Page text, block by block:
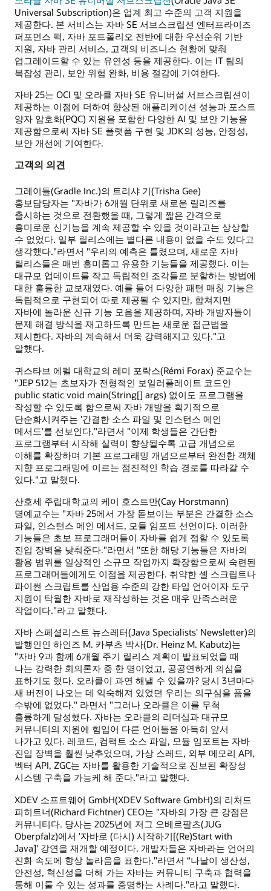
Universal Subscription)은 업계 최고 수준의 고객 지원을
제공한다. 본 서비스는 자바 SE 서브스크립션 엔터프라이즈
퍼포먼스 팩, 자바 포트폴리오 전반에 대한 우선순위 기반
지원, 자바 관리 서비스, 고객의 비즈니스 현황에 맞춰
업그레이드할 수 있는 유연성 등을 제공한다. 이는 IT 팀의
복잡성 관리, 보안 위험 완화, 비용 절감에 기여한다.
자바 25는 OCI 및 오라클 자바 SE 유니버설 서브스크립션이
제공하는 이점에 더하여 향상된 애플리케이션 성능과 포스트
양자 암호화(PQC) 지원을 포함한 다양한 AI 및 보안 기능을
제공함으로써 자바 SE 플랫폼 구현 및 JDK의 성능, 안정성,
보안 개선에 기여한다.
고객의 의견
그레이들(Gradle Inc.)의 트리샤 기(Trisha Gee)
홍보담당자는 "자바가 6개월 단위로 새로운 릴리즈를
출시하는 것으로 전환했을 때, 그렇게 짧은 간격으로
흥미로운 신기능을 계속 제공할 수 있을 것이라고는 상상할
수 없었다. 일부 릴리스에는 별다른 내용이 없을 수도 있다고
생각했다."라면서 "우리의 예측은 틀렸으며, 새로운 자바
릴리스들은 매번 흥미롭고 유용한 기능들을 제공했다. 이는
대규모 업데이트를 작고 독립적인 조각들로 분할하는 방법에
대한 훌륭한 교보재였다. 예를 들어 다양한 패턴 매칭 기능은
독립적으로 구현되어 따로 제공될 수 있지만, 합쳐지면
자바에 놀라운 신규 기능 모음을 제공하며, 자바 개발자들이
문제 해결 방식을 재고하도록 만드는 새로운 접근법을
제시한다. 자바의 계속해서 더욱 강력해지고 있다."고
말했다.
귀스타브 에펠 대학교의 레미 포락스(Rémi Forax) 준교수는
"JEP 512는 초보자가 전형적인 보일러플레이트 코드인
public static void main(String[] args) 없이도 프로그램을
작성할 수 있도록 함으로써 자바 개발을 획기적으로
단순화시켜주는 '간결한 소스 파일 및 인스턴스 메인
메서드'를 선보인다."라면서 "이제 학생들은 간단한
프로그램부터 시작해 실력이 향상될수록 고급 개념으로
이해를 확장하며 기본 프로그래밍 개념으로부터 완전한 객체
지향 프로그래밍에 이르는 점진적인 학습 경로를 따라갈 수
있다."고 말했다.
산호세 주립대학교의 케이 호스트만(Cay Horstmann)
명예교수는 "자바 25에서 가장 돋보이는 부분은 간결한 소스
파일, 인스턴스 메인 메서드, 모듈 임포트 선언이다. 이러한
기능들은 초보 프로그래머들이 자바를 쉽게 접할 수 있도록
진입 장벽을 낮춰준다."라면서 "또한 해당 기능들은 자바의
활용 범위를 일상적인 소규모 작업까지 확장함으로써 숙련된
프로그래머들에게도 이점을 제공한다. 취약한 셸 스크립트나
파이썬 스크립트를 산업용 수준의 강한 타입 언어이자 도구
지원이 탁월한 자바로 재작성하는 것은 매우 만족스러운
작업이다."라고 말했다.
자바 스페셜리스트 뉴스레터(Java Specialists' Newsletter)의
발행인인 하인즈 M. 카부츠 박사(Dr. Heinz M. Kabutz)는
"자바 9과 함께 6개월 주기 릴리스 계획이 발표되었을 때
나는 강력한 회의론자 중 한 명이었고, 공공연하게 의심을
표하기도 했다. 오라클이 과연 해낼 수 있을까? 당시 3년마다
새 버전이 나오는 데 익숙해져 있었던 우리는 의구심을 품을
수밖에 없었다." 라면서 "그러나 오라클은 이를 무척
훌륭하게 달성했다. 자바는 오라클의 리더십과 대규모
커뮤니티의 지원에 힘입어 다른 언어들을 아득히 앞서
나가고 있다. 레코드, 컴팩트 소스 파일, 모듈 임포트는 자바
진입 장벽을 훨씬 낮추었으며, 가상 스레드, 외부 메모리 API,
벡터 API, ZGC는 자바를 활용한 기술적으로 진보된 확장성
시스템 구축을 가능케 해 준다."라고 말했다.
XDEV 소프트웨어 GmbH(XDEV Software GmbH)의 리처드
피히트너(Richard Fichtner) CEO는 "자바의 가장 큰 강점은
커뮤니티다. 당사는 2025년에 저그 오베르팔츠(JUG
Oberpfalz)에서 '자바로 (다시) 시작하기[(Re)Start with
Java]' 강연을 재개할 예정이다. 개발자들은 자바라는 언어의
진화 속도에 항상 놀라움을 표한다."라면서 “나날이 생산성,
안전성, 혁신성을 더해 가는 자바는 커뮤니티 구축과 협력을
통해 이룰 수 있는 성과를 증명하는 사례다."라고 말했다.